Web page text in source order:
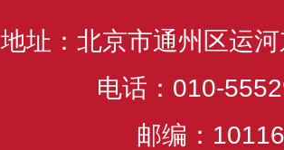
地址：北京市通州区运
电话：010-
邮编：